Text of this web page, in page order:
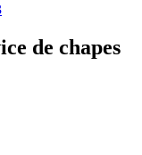
de chapes